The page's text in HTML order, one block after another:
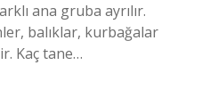
ana gruba ayrılır.
balıklar, kurbağalar
Kaç tane…